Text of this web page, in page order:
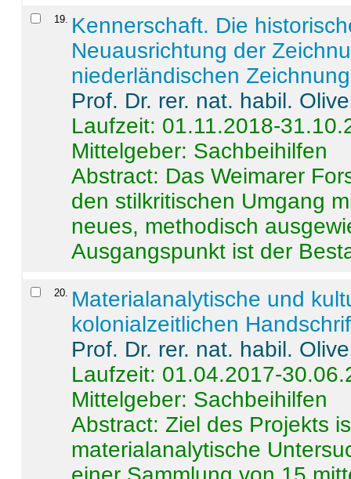
19
Kennerschaft. Die
Neuausrichtung der
niederländischen
Prof. Dr. rer. nat. habil.
Laufzeit: 01.11.2018-
Mittelgeber: Sachbeihilfen
Abstract: Das Weimarer
den stilkritischen Umgang
neues, methodisch
Ausgangspunkt ist der
20
Materialanalytische und
kolonialzeitlichen
Prof. Dr. rer. nat. habil.
Laufzeit: 01.04.2017-
Mittelgeber: Sachbeihilfen
Abstract:Ziel des Projekts
materialanalytische